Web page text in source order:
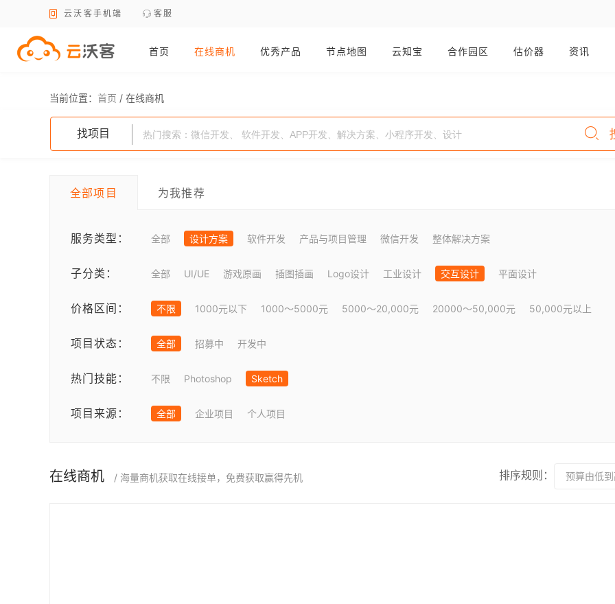
云沃客手机端 客服
首页 在线商机 优秀产品 节点地图 云知宝 合作园区 估价器 资讯
当前位置： 首页 / 在线商机
找项目
全部项目 为我推荐
服务类型： 全部 设计方案 软件开发 产品与项目管理 微信开发 整体解决方案
子分类： 全部 UI/UE 游戏原画 插图插画 Logo设计 工业设计 交互设计 平面设计
价格区间： 不限 1000元以下 1000～5000元 5000～20,000元 20000～50,000元 50,000元以上
项目状态： 全部 招募中 开发中
热门技能： 不限 Photoshop Sketch
项目来源： 全部 企业项目 个人项目
在线商机 / 海量商机获取在线接单，免费获取赢得先机 排序规则： 预算由低